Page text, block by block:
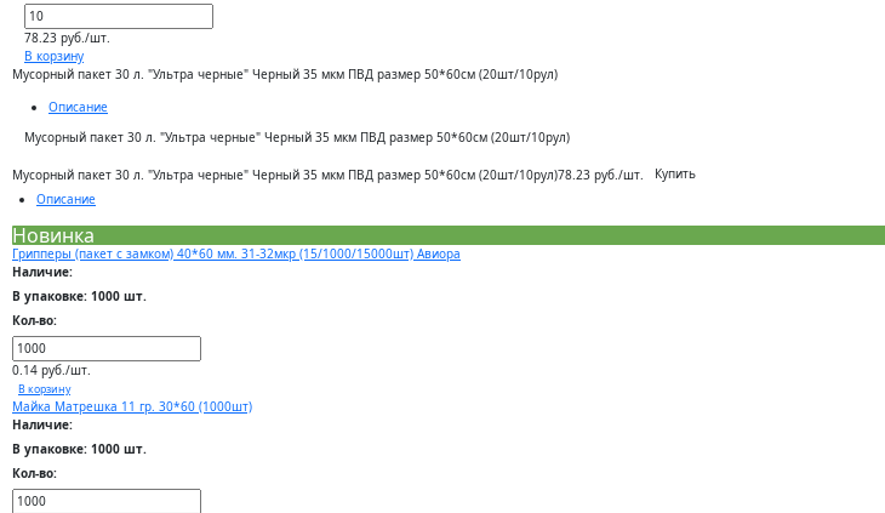
78.23 руб./шт.
В корзину
Мусорный пакет 30 л. "Ультра черные" Черный 35 мкм ПВД размер 50*60см (20шт/10рул)
Описание
Мусорный пакет 30 л. "Ультра черные" Черный 35 мкм ПВД размер 50*60см (20шт/10рул)
Мусорный пакет 30 л. "Ультра черные" Черный 35 мкм ПВД размер 50*60см (20шт/10рул)78.23 руб./шт.
Купить
Описание
Новинка
Грипперы (пакет с замком) 40*60 мм. 31-32мкр (15/1000/15000шт) Авиора
Наличие:
В упаковке: 1000 шт.
Кол-во:
0.14 руб./шт.
В корзину
Майка Матрешка 11 гр. 30*60 (1000шт)
Наличие:
В упаковке: 1000 шт.
Кол-во: